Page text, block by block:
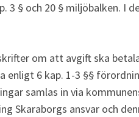
3 § och 20 § miljöbalken. I
om att avgift ska
enligt 6 kap. 1-3 §§
samlas in via
Skaraborgs ansvar och